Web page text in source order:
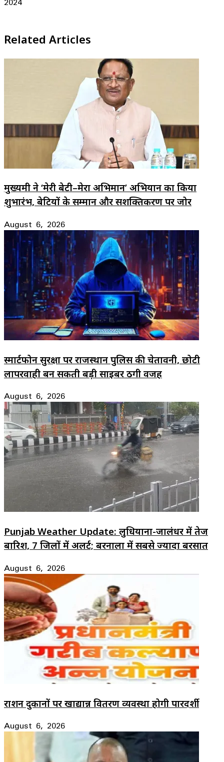
Related Articles
मुख्यमंत्री ने ‘मेरी बेटी–मेरा अभिमान’ अभियान का किया
शुभारंभ, बेटियों के सम्मान और सशक्तिकरण पर जोर
August 6, 2026
स्मार्टफोन सुरक्षा पर राजस्थान पुलिस की चेतावनी, छोटी
लापरवाही बन सकती बड़ी साइबर ठगी वजह
August 6, 2026
Punjab Weather Update: लुधियाना-जालंधर में तेज
बारिश, 7 जिलों में अलर्ट; बरनाला में सबसे ज्यादा बरसात
August 6, 2026
राशन दुकानों पर खाद्यान्न वितरण व्यवस्था होगी पारदर्शी
August 6, 2026